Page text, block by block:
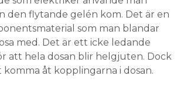
den flytande gelén kom. Det är en
som man blandar
med. Det är ett icke ledande
att hela dosan blir helgjuten. Dock
åt kopplingarna i dosan.